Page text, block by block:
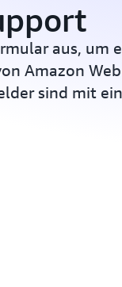
aus, um
Amazon Web
sind mit